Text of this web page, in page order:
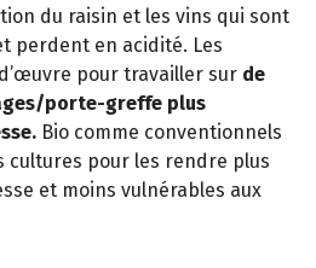
du raisin et les vins qui sont
perdent en acidité. Les
pour travailler sur de
porte-greffe plus
Bio comme conventionnels
cultures pour les rendre plus
et moins vulnérables aux